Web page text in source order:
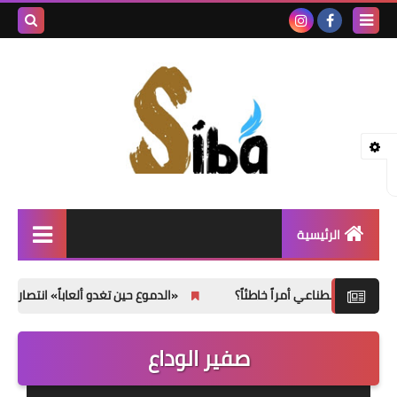
الرئيسية
نصوص
قصة قصيرة
أمراً خاطئاً؟ «الدموع حين تغدو ألعاباً» انتصار الهشاشة على
صفير الوداع